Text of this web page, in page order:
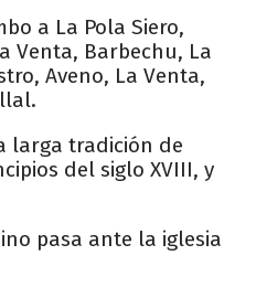
a La Pola Siero,
Venta, Barbechu, La
Aveno, La Venta,
larga tradición de
del siglo XVIII, y
pasa ante la iglesia